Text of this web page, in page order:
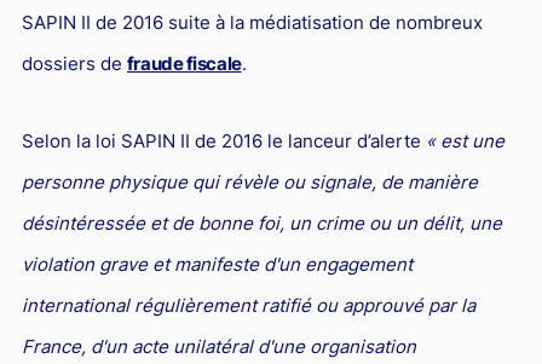
Caution bancaire
Grande entreprise
Droit de l'environnement et des énergies renouvelables
Concurrence déloyale
SAPIN II de 2016 suite à la médiatisation de nombreux
dossiers de fraude fiscale.
Selon la loi SAPIN II de 2016 le lanceur d’alerte « est une
personne physique qui révèle ou signale, de manière
désintéressée et de bonne foi, un crime ou un délit, une
violation grave et manifeste d'un engagement
international régulièrement ratifié ou approuvé par la
France, d'un acte unilatéral d'une organisation